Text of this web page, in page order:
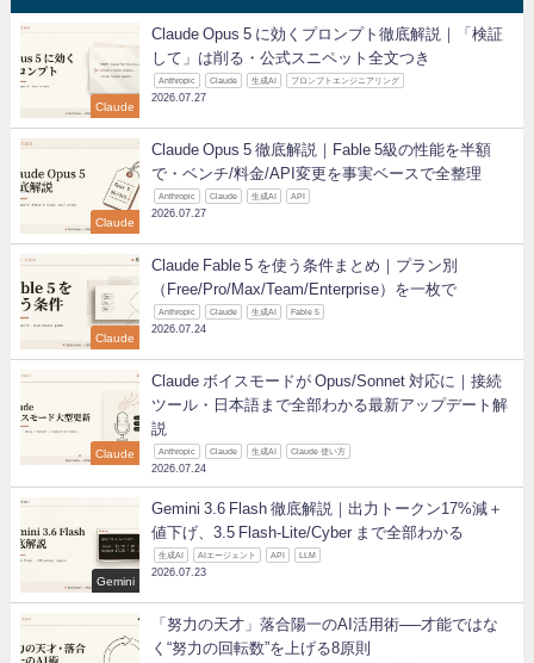
Claude
Claude Opus 5 に効くプロンプト徹底解説｜「検証
して」は削る・公式スニペット全文つき
Anthropic Claude 生成AI プロンプトエンジニアリング
2026.07.27
Claude
Claude Opus 5 徹底解説｜Fable 5級の性能を半額
で・ベンチ/料金/API変更を事実ベースで全整理
Anthropic Claude 生成AI API
2026.07.27
Claude
Claude Fable 5 を使う条件まとめ｜プラン別
（Free/Pro/Max/Team/Enterprise）を一枚で
Anthropic Claude 生成AI Fable 5
2026.07.24
Claude
Claude ボイスモードが Opus/Sonnet 対応に｜接続
ツール・日本語まで全部わかる最新アップデート解
説
Anthropic Claude 生成AI Claude 使い方
2026.07.24
Gemini
Gemini 3.6 Flash 徹底解説｜出力トークン17%減＋
値下げ、3.5 Flash-Lite/Cyber まで全部わかる
生成AI AIエージェント API LLM
2026.07.23
「努力の天才」落合陽一のAI活用術──才能ではな
く“努力の回転数”を上げる8原則